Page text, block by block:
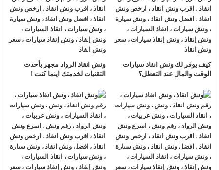
01063144040
–
01093018585
–
01120018852ليصلك
اقرب ونش انقاذفي غضون 15 دقائق بحد اقصي.
تليفون ونش انقاذ سياراتفي اسيوط
ونش انقاذ اسيوطنحنأرخص ونش أنقاذفي اسيوط وأسرع ونش
منك ,ونش انقاذاسيوط منونش انقاذ
الرواد نعمل منذ 33 عاما
ومتخصصون في أنقاذ ورفع السيارات وخدمات الإنقاذ السريع ولدينا
اسطول سيارات إنقاذ منتشرة في اسيوط و جميع انحاء الجمهورية
لإنقاذ و رفع السيارات المعطلة و سيارات الحوادث.
تتميز خدمةإنقاذ السياراتمن شركة الرواد
كيف يوفر لك ونش انقاذ سيارات
الوقت والمال عند التعطل؟
ونش انقاذ الرواد مجهز بأحدث
التقنيات لخدمتك اينما كنت !